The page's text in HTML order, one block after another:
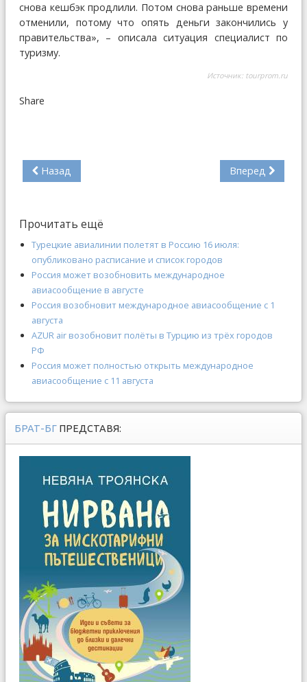
снова кешбэк продлили. Потом снова раньше времени
отменили, потому что опять деньги закончились у
правительства», – описала ситуация специалист по
туризму.
Источник: tourprom.ru
Share
Назад Вперед
Прочитать ещё
Турецкие авиалинии полетят в Россию 16 июля:
опубликовано расписание и список городов
Россия может возобновить международное
авиасообщение в августе
Россия возобновит международное авиасообщение с 1
августа
AZUR air возобновит полёты в Турцию из трёх городов
РФ
Россия может полностью открыть международное
авиасообщение с 11 августа
БРАТ-БГ ПРЕДСТАВЯ: